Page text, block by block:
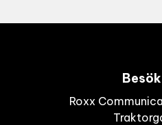
Roxx